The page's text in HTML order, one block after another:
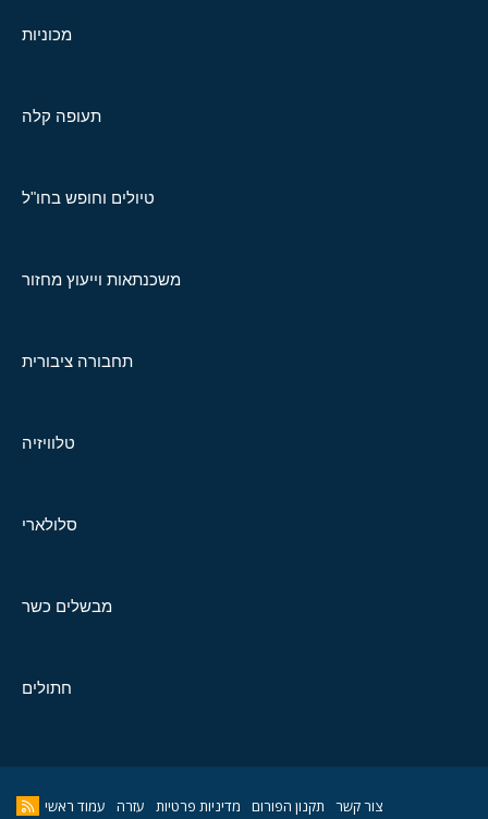
מכוניות
תעופה קלה
טיולים וחופש בחו"ל
משכנתאות וייעוץ מחזור
תחבורה ציבורית
טלוויזיה
סלולארי
מבשלים כשר
חתולים
צור קשר תקנון הפורום מדיניות פרטיות עזרה עמוד ראשי